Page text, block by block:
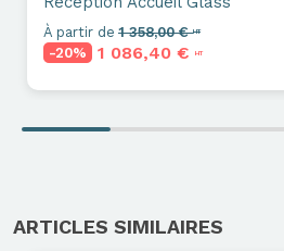
À partir de 1 358,00 €HT
-20% 1 086,40 € HT
ARTICLES SIMILAIRES